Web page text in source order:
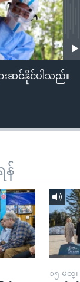
းဆင်နိုင်ပါသည်။
န်
၁၅ မတ္၊